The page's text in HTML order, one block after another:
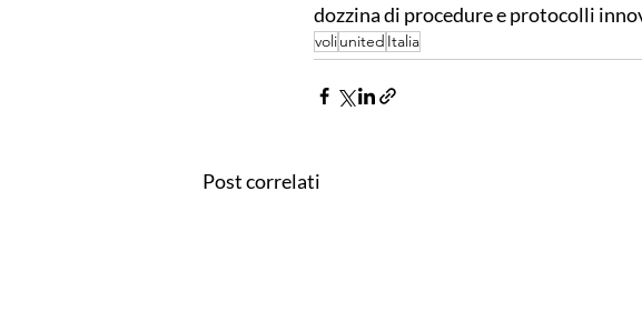
dozzina di procedure e protocolli
voliunited Italia
Post correlati